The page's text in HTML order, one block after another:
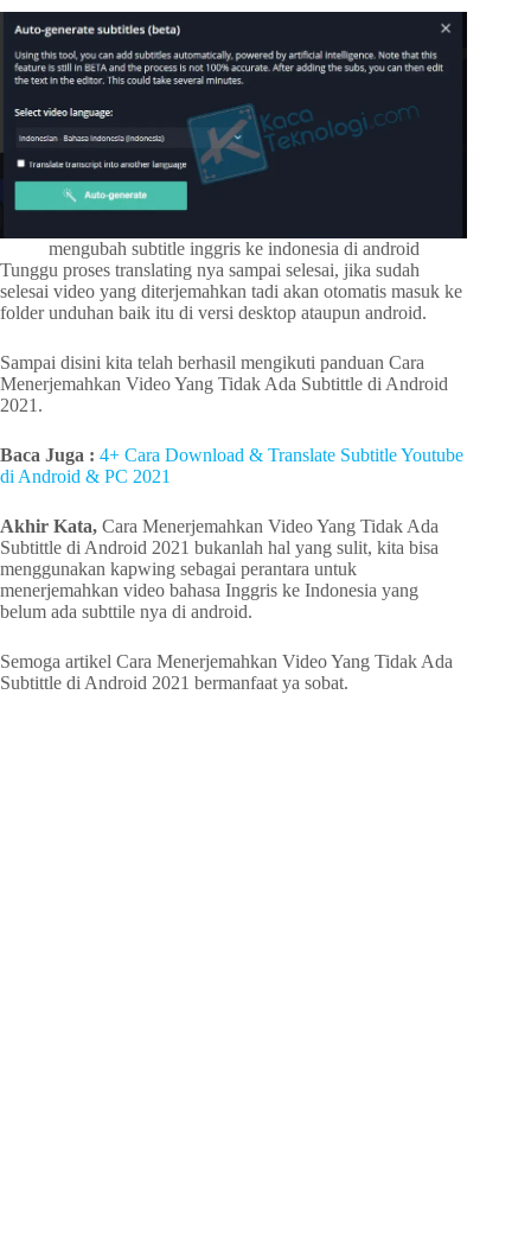
mengubah subtitle inggris ke indonesia di android
Tunggu proses translating nya sampai selesai, jika sudah
selesai video yang diterjemahkan tadi akan otomatis masuk ke
folder unduhan baik itu di versi desktop ataupun android.
Sampai disini kita telah berhasil mengikuti panduan Cara
Menerjemahkan Video Yang Tidak Ada Subtittle di Android
2021.
Baca Juga : 4+ Cara Download & Translate Subtitle Youtube
di Android & PC 2021
Akhir Kata, Cara Menerjemahkan Video Yang Tidak Ada
Subtittle di Android 2021 bukanlah hal yang sulit, kita bisa
menggunakan kapwing sebagai perantara untuk
menerjemahkan video bahasa Inggris ke Indonesia yang
belum ada subttile nya di android.
Semoga artikel Cara Menerjemahkan Video Yang Tidak Ada
Subtittle di Android 2021 bermanfaat ya sobat.